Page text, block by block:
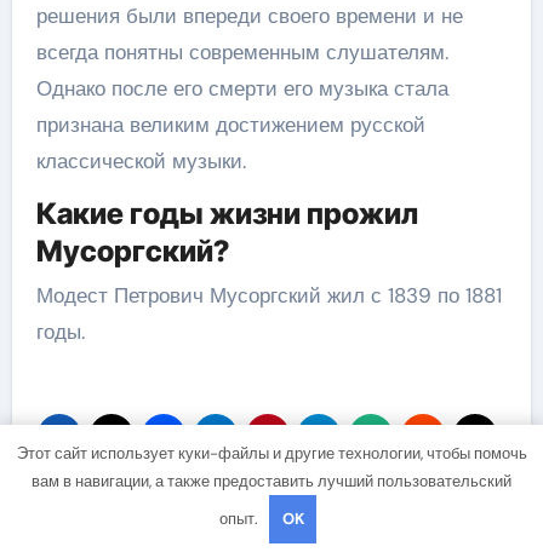
решения были впереди своего времени и не
всегда понятны современным слушателям.
Однако после его смерти его музыка стала
признана великим достижением русской
классической музыки.
Какие годы жизни прожил
Мусоргский?
Модест Петрович Мусоргский жил с 1839 по 1881
годы.
Навигация Ксения Меньшикова
Этот сайт использует куки-файлы и другие технологии, чтобы помочь
вам в навигации, а также предоставить лучший пользовательский
опыт.
OK